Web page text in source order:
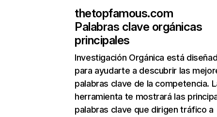
thetopfamous.com
Palabras clave orgánicas
principales
Investigación Orgánica está
para ayudarte a descubrir las
palabras clave de la competencia.
herramienta te mostrará las
palabras clave que dirigen tráfico a